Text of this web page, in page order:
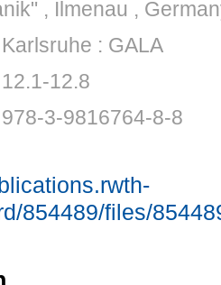
, Ilmenau ,
Karlsruhe : GALA
12.1-12.8
978-3-9816764-8-8
854489/files/